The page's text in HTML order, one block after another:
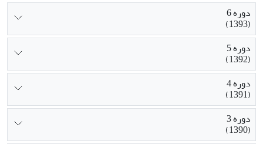
دوره 6
(1393)
دوره 5
(1392)
دوره 4
(1391)
دوره 3
(1390)